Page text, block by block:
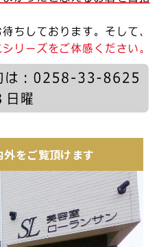
をご覧頂けます